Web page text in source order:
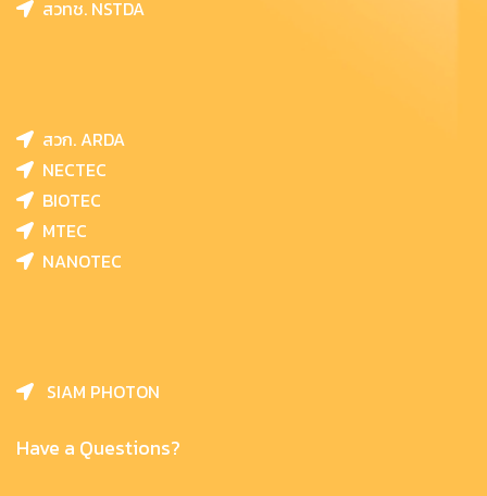
สวทช. NSTDA
สวก. ARDA
NECTEC
BIOTEC
MTEC
NANOTEC
SIAM PHOTON
Have a Questions?